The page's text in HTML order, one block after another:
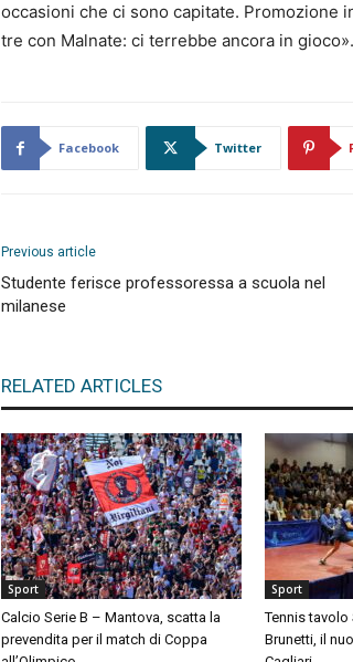
occasioni che ci sono capitate. Promozione
tre con Malnate: ci terrebbe ancora in gioco».
Facebook Twitter
Previous article
Studente ferisce professoressa a scuola nel
milanese
RELATED ARTICLES
Sport
Calcio Serie B – Mantova, scatta la
prevendita per il match di Coppa
Sport
Tennis
Brunetti, il